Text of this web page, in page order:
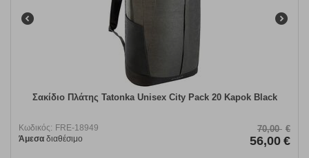
Σακίδιο Πλάτης Tatonka Unisex City Pack 20 Kapok Black
Κωδικός: FRE-18949
Άμεσα διαθέσιμο
70,00 €
56,00 €